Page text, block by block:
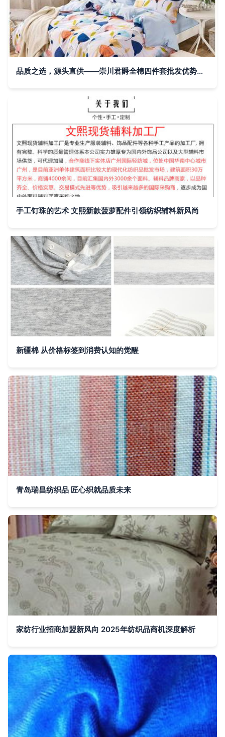
品质之选，源头直供——崇川君爵全棉四件套批发优势解析
手工钉珠的艺术 文熙新款菠萝配件引领纺织辅料新风尚
新疆棉 从价格标签到消费认知的觉醒
青岛瑞昌纺织品 匠心织就品质未来
家纺行业招商加盟新风向 2025年纺织品商机深度解析